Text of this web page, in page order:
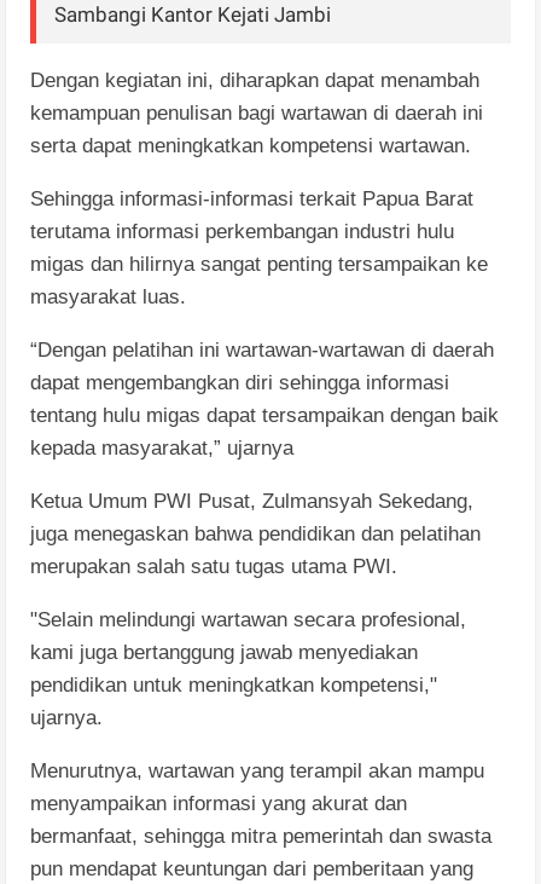
Sambangi Kantor Kejati Jambi
Dengan kegiatan ini, diharapkan dapat menambah
kemampuan penulisan bagi wartawan di daerah ini
serta dapat meningkatkan kompetensi wartawan.
Sehingga informasi-informasi terkait Papua Barat
terutama informasi perkembangan industri hulu
migas dan hilirnya sangat penting tersampaikan ke
masyarakat luas.
“Dengan pelatihan ini wartawan-wartawan di daerah
dapat mengembangkan diri sehingga informasi
tentang hulu migas dapat tersampaikan dengan baik
kepada masyarakat,” ujarnya
Ketua Umum PWI Pusat, Zulmansyah Sekedang,
juga menegaskan bahwa pendidikan dan pelatihan
merupakan salah satu tugas utama PWI.
"Selain melindungi wartawan secara profesional,
kami juga bertanggung jawab menyediakan
pendidikan untuk meningkatkan kompetensi,"
ujarnya.
Menurutnya, wartawan yang terampil akan mampu
menyampaikan informasi yang akurat dan
bermanfaat, sehingga mitra pemerintah dan swasta
pun mendapat keuntungan dari pemberitaan yang